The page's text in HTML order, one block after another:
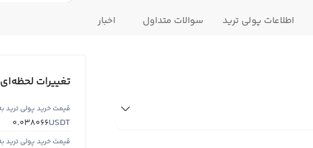
اطلاعات پولی ترید سوالات متداول اخبار
تغییرات لحظه‌ای
قیمت خرید پولی ترید
USDT
0.038066
قیمت خرید پولی ترید